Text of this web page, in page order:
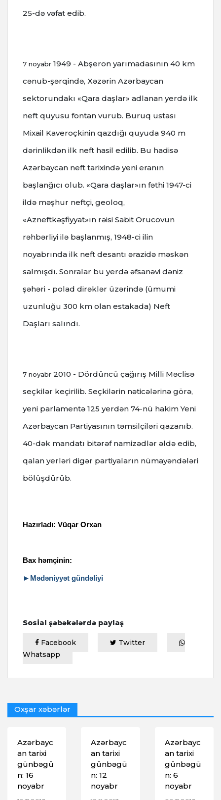
25-də vəfat edib.
7 noyabr 1949 - Abşeron yarımadasının 40 km
cənub-şərqində, Xəzərin Azərbaycan
sektorundakı «Qara daşlar» adlanan yerdə ilk
neft quyusu fontan vurub. Buruq ustası
Mixail Kaveroçkinin qazdığı quyuda 940 m
dərinlikdən ilk neft hasil edilib. Bu hadisə
Azərbaycan neft tarixində yeni eranın
başlanğıcı olub. «Qara daşlar»ın fəthi 1947-ci
ildə məşhur neftçi, geoloq,
«Azneftkəşfiyyat»ın rəisi Sabit Orucovun
rəhbərliyi ilə başlanmış, 1948-ci ilin
noyabrında ilk neft desantı ərazidə məskən
salmışdı. Sonralar bu yerdə əfsanəvi dəniz
şəhəri - polad dirəklər üzərində (ümumi
uzunluğu 300 km olan estakada) Neft
Daşları salındı.
7 noyabr 2010 - Dördüncü çağırış Milli Məclisə
seçkilər keçirilib. Seçkilərin nəticələrinə görə,
yeni parlamentə 125 yerdən 74-nü hakim Yeni
Azərbaycan Partiyasının təmsilçiləri qazanıb.
40-dək mandatı bitərəf namizədlər əldə edib,
qalan yerləri digər partiyaların nümayəndələri
bölüşdürüb.
Hazırladı: Vüqar Orxan
Bax həmçinin:
►Mədəniyyət gündəliyi
Sosial şəbəkələrdə paylaş
Facebook
Twitter
Whatsapp
Oxşar xəbərlər
Azərbayc
an tarixi
günbəgü
n: 16
noyabr
Azərbayc
an tarixi
günbəgü
n: 12
noyabr
Azərbayc
an tarixi
günbəgü
n: 6
noyabr